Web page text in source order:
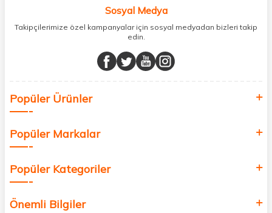
minerallere kadar binlerce ürünü uygun fiyat ve hızlı kargo avantajıyla
sunuyoruz.
buluşturuyor ve online alışveriş deneyiminizi en iyi hale getiriyoruz.
Sağlık, güzellik ve iyi yaşam için aradığınız her şey burada!
değer katmak için bize katılın!
Sosyal Medya
Takipçilerimize özel kampanyalar için sosyal medyadan bizleri takip
edin.
Popüler Ürünler
Popüler Markalar
Popüler Kategoriler
Önemli Bilgiler